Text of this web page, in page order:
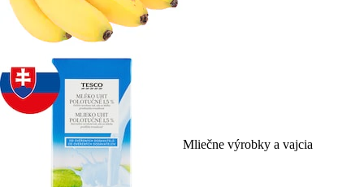
Mliečne výrobky a vajcia